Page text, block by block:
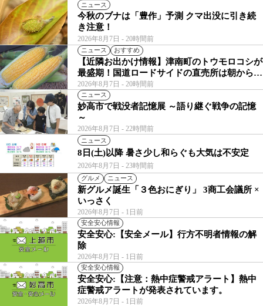
ニュース
2026年8月7日 - 20時間前
今秋のブナは「豊作」予測 クマ出没に引き続
き注意！
ニュース おすすめ
2026年8月7日 - 20時間前
【近隣お出かけ情報】津南町のトウモロコシが
最盛期！国道ロードサイドの直売所は朝から長
い列
ニュース
2026年8月7日 - 22時間前
妙高市で戦没者記憶展 ～語り継ぐ戦争の記憶
～
ニュース
2026年8月7日 - 23時間前
8日(土)以降 暑さ少し和らぐも大気は不安定
グルメ ニュース
2026年8月7日 - 1日前
新グルメ誕生「３色おにぎり」 3商工会議所 ×
いっさく
安全安心情報
2026年8月7日 - 1日前
安全安心:【安全メール】行方不明者情報の解
除
安全安心情報
2026年8月7日 - 1日前
安全安心:【注意：熱中症警戒アラート】熱中
症警戒アラートが発表されています。